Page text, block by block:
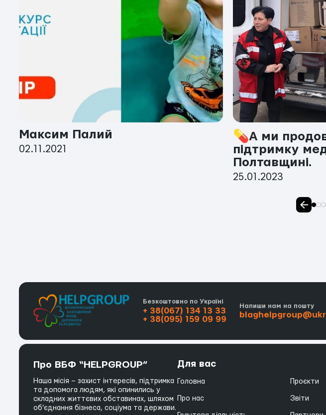
Максим Палий
02.11.2021
💊А ми
підтримку
Полтавщині.
25.01.2023
Безкоштовно по Україні
+ 38(067) 134 13 33
+ 38(095) 159 09 99
Напиши нам на пошту
Про ВБФ “HELPGROUP”
Наша місія – захист інтересів, підтримка
та допомога людям, які опинились у
складних життєвих обставинах, шляхом
об’єднання бізнеса, соціума та держави.
Для вас
Головна
Про нас
Проєкти
Звіти